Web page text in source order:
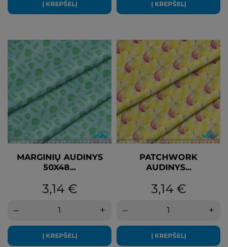
Į KREPŠELĮ Į KREPŠELĮ
MARGINIŲ AUDINYS
50X48...
Kaina
3,14 €
– +
Į KREPŠELĮ
PATCHWORK
AUDINYS...
Kaina
3,14 €
– +
Į KREPŠELĮ